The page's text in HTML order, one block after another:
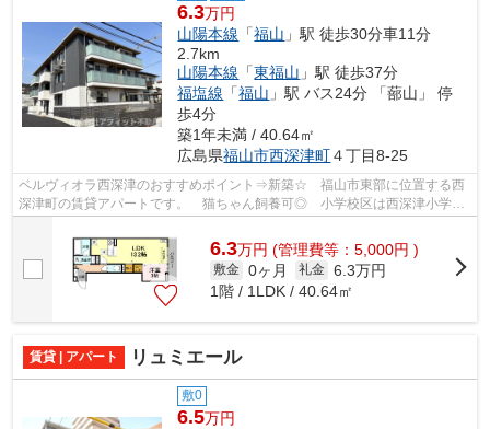
6.3万円
山陽本線 「福山 」駅 徒歩30分車11分
2.7km
山陽本線 「東福山 」駅 徒歩37分
福塩線 「福山 」駅 バス24分 「蔀山」 停
歩4分
築1年未満 / 40.64㎡
広島県福山市西深津町４丁目8-25
ベルヴィオラ西深津のおすすめポイント⇒新築☆ 福山市東部に位置する西
深津町の賃貸アパートです。 猫ちゃん飼養可◎ 小学校区は西深津小学校
6.3万円 (管理費等：5,000円 )
敷金 0ヶ月 礼金 6.3万円
1階 / 1LDK / 40.64㎡
賃貸 | アパート リュミエール
敷0
6.5万円